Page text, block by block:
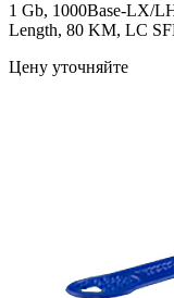
1 Gb, 1000Base-LX/
Length, 80 KM, LC
Цену уточняйте